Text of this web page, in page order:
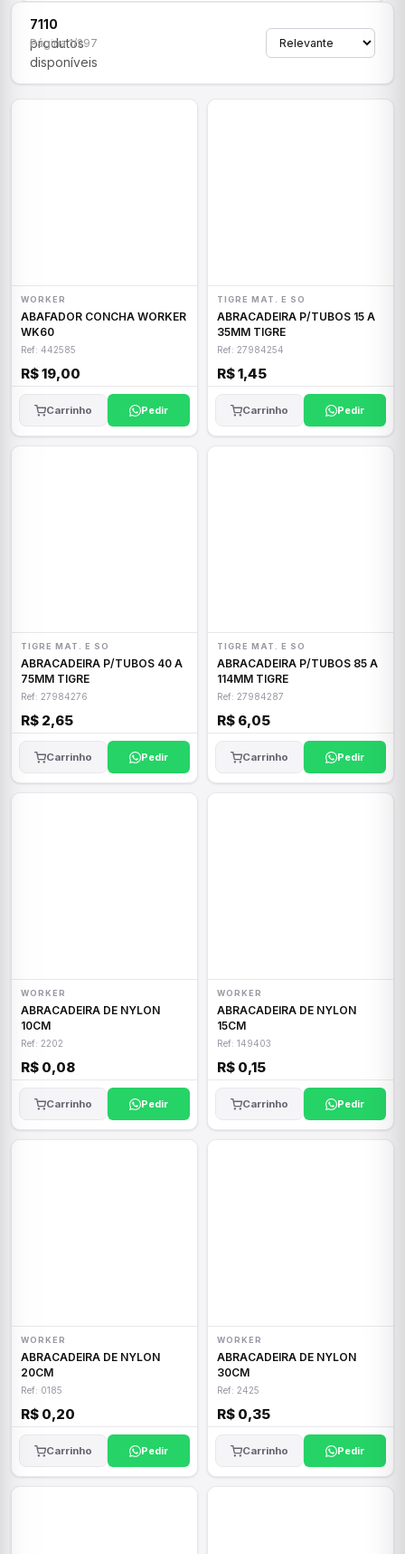
7110
produtos
disponíveis
Página 1/297
WORKER
ABAFADOR CONCHA WORKER
WK60
Ref: 442585
R$ 19,00
Carrinho Pedir
TIGRE MAT. E SO
ABRACADEIRA P/TUBOS 15 A
35MM TIGRE
Ref: 27984254
R$ 1,45
Carrinho Pedir
TIGRE MAT. E SO
ABRACADEIRA P/TUBOS 40 A
75MM TIGRE
Ref: 27984276
R$ 2,65
Carrinho Pedir
TIGRE MAT. E SO
ABRACADEIRA P/TUBOS 85 A
114MM TIGRE
Ref: 27984287
R$ 6,05
Carrinho Pedir
WORKER
ABRACADEIRA DE NYLON
10CM
Ref: 2202
R$ 0,08
Carrinho Pedir
WORKER
ABRACADEIRA DE NYLON
15CM
Ref: 149403
R$ 0,15
Carrinho Pedir
WORKER
ABRACADEIRA DE NYLON
20CM
Ref: 0185
R$ 0,20
Carrinho Pedir
WORKER
ABRACADEIRA DE NYLON
30CM
Ref: 2425
R$ 0,35
Carrinho Pedir